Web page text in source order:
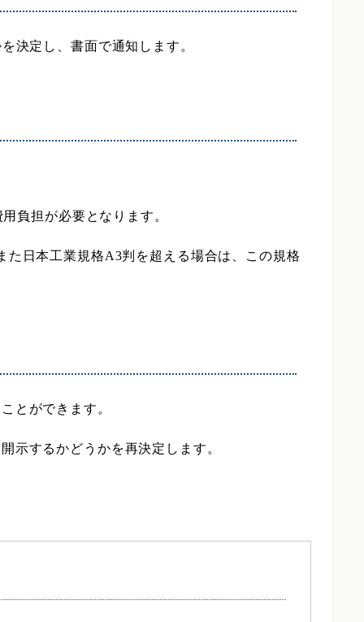
決定し、書面で通知します。
負担が必要となります。
日本工業規格A3判を超える場合は、この規格
とができます。
示するかどうかを再決定します。